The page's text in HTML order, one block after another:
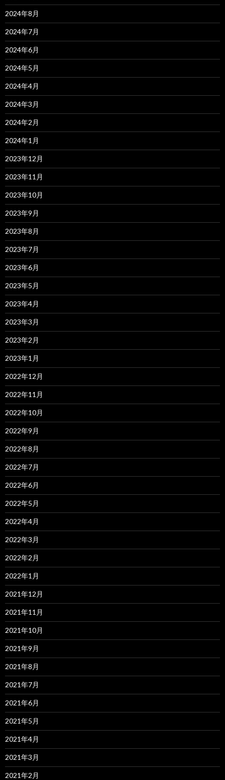
2024年8月
2024年7月
2024年6月
2024年5月
2024年4月
2024年3月
2024年2月
2024年1月
2023年12月
2023年11月
2023年10月
2023年9月
2023年8月
2023年7月
2023年6月
2023年5月
2023年4月
2023年3月
2023年2月
2023年1月
2022年12月
2022年11月
2022年10月
2022年9月
2022年8月
2022年7月
2022年6月
2022年5月
2022年4月
2022年3月
2022年2月
2022年1月
2021年12月
2021年11月
2021年10月
2021年9月
2021年8月
2021年7月
2021年6月
2021年5月
2021年4月
2021年3月
2021年2月